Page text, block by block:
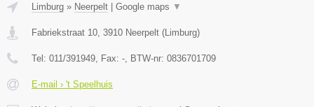
Limburg » Neerpelt Google maps ▼
Fabriekstraat 10 3910 Neerpelt ( Limburg)
Tel: 011/391949 , Fax: - , BTW-nr: 0836701709
E-mail › 't Speelhuis